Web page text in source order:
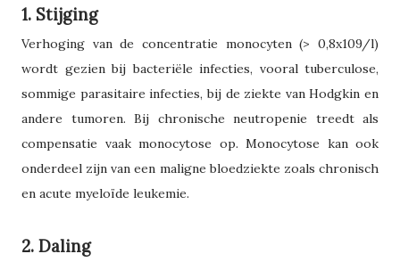
1. Stijging
Verhoging van de concentratie monocyten (> 0,8x109/l)
wordt gezien bij bacteriële infecties, vooral tuberculose,
sommige parasitaire infecties, bij de ziekte van Hodgkin en
andere tumoren. Bij chronische neutropenie treedt als
compensatie vaak monocytose op. Monocytose kan ook
onderdeel zijn van een maligne bloedziekte zoals chronisch
en acute myeloïde leukemie.
2. Daling